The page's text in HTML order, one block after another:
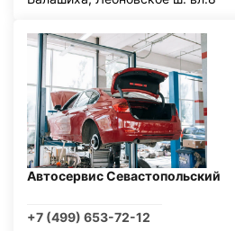
Автосервис Севастопольский
+7 (499) 653-72-12